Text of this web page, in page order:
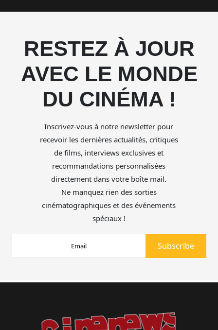
RESTEZ À JOUR
AVEC LE MONDE
DU CINÉMA !
Inscrivez-vous à notre newsletter pour
recevoir les dernières actualités, critiques
de films, interviews exclusives et
recommandations personnalisées
directement dans votre boîte mail.
Ne manquez rien des sorties
cinématographiques et des événements
spéciaux !